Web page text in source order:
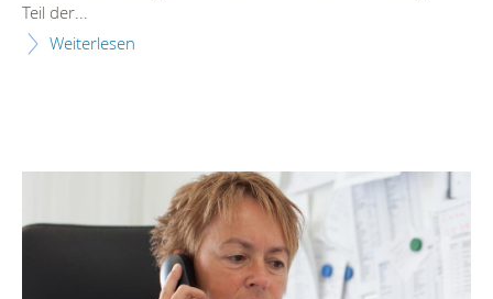
Teil der...
Weiterlesen